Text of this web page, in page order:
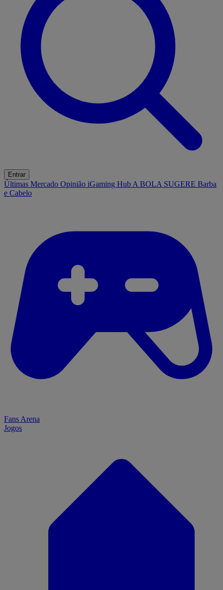
Entrar
Últimas Mercado Opinião iGaming Hub A BOLA SUGERE Barba
e Cabelo
Fans Arena
Jogos